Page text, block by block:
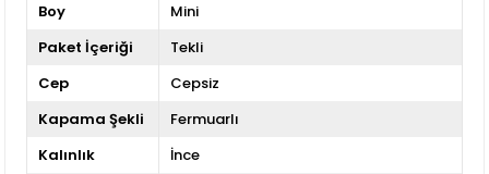
Boy
Mini
Paket İçeriği
Tekli
Cep
Cepsiz
Kapama Şekli
Fermuarlı
Kalınlık
İnce